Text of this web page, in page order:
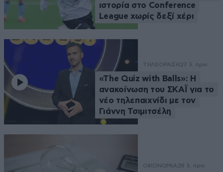
ιστορία στο Conference
League χωρίς δεξί χέρι
ΤΗΛΕΟΡΑΣΗ27 λ. πριν
«The Quiz with Balls»: Η
ανακοίνωση του ΣΚΑΪ για το
νέο τηλεπαιχνίδι με τον
Γιάννη Τσιμιτσέλη
ΟΙΚΟΝΟΜΙΑ28 λ. πριν